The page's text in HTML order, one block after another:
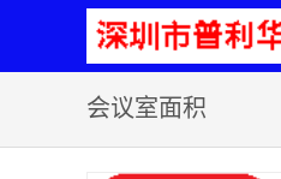
会议室面积